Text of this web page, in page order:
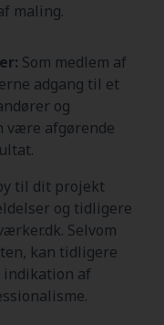
maling.
Som medlem af
adgang til et
og
være afgørende
til dit projekt
og tidligere
Selvom
kan tidligere
indikation af